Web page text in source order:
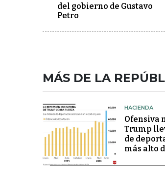
del gobierno de Gustavo
Petro
MÁS DE LA
HACIENDA
Ofensiva
Trump
de
más alto